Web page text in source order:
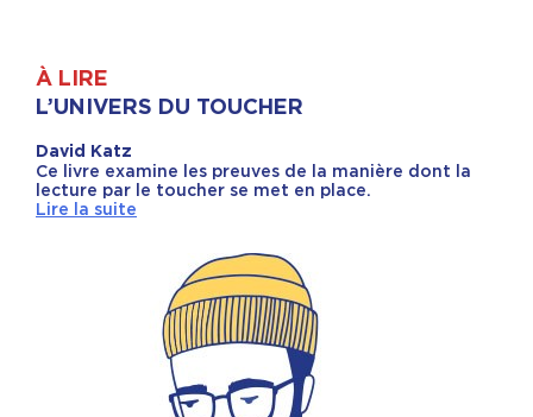
À LIRE
L’UNIVERS DU TOUCHER
David Katz
Ce livre examine les preuves de la manière dont la
lecture par le toucher se met en place.
Lire la suite